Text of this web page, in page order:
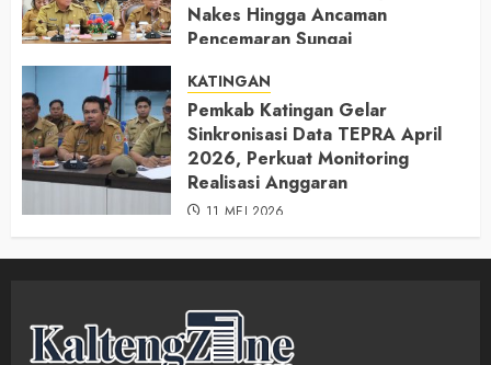
Nakes Hingga Ancaman
Pencemaran Sungai
KATINGAN
Pemkab Katingan Gelar
Sinkronisasi Data TEPRA April
2026, Perkuat Monitoring
Realisasi Anggaran
11 MEI 2026